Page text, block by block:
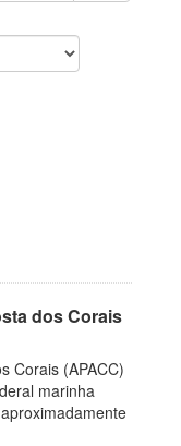
dos Corais
Corais (APACC)
marinha